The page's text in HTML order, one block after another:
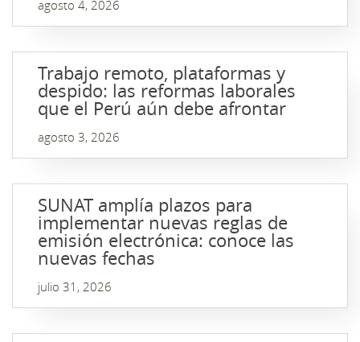
agosto 4, 2026
Trabajo remoto, plataformas y
despido: las reformas laborales
que el Perú aún debe afrontar
agosto 3, 2026
SUNAT amplía plazos para
implementar nuevas reglas de
emisión electrónica: conoce las
nuevas fechas
julio 31, 2026